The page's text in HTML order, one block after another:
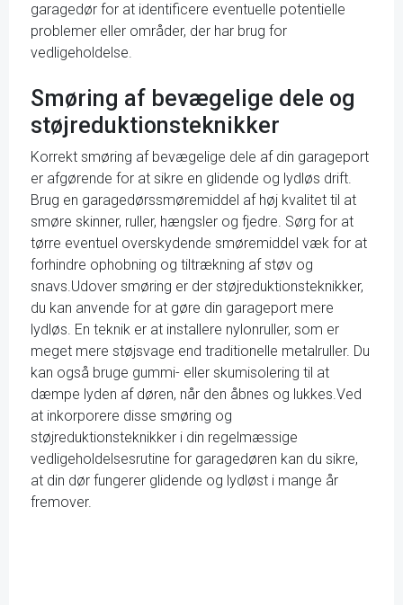
garagedør for at identificere eventuelle potentielle
problemer eller områder, der har brug for
vedligeholdelse.
Smøring af bevægelige dele og
støjreduktionsteknikker
Korrekt smøring af bevægelige dele af din garageport
er afgørende for at sikre en glidende og lydløs drift.
Brug en garagedørssmøremiddel af høj kvalitet til at
smøre skinner, ruller, hængsler og fjedre. Sørg for at
tørre eventuel overskydende smøremiddel væk for at
forhindre ophobning og tiltrækning af støv og
snavs.Udover smøring er der støjreduktionsteknikker,
du kan anvende for at gøre din garageport mere
lydløs. En teknik er at installere nylonruller, som er
meget mere støjsvage end traditionelle metalruller. Du
kan også bruge gummi- eller skumisolering til at
dæmpe lyden af døren, når den åbnes og lukkes.Ved
at inkorporere disse smøring og
støjreduktionsteknikker i din regelmæssige
vedligeholdelsesrutine for garagedøren kan du sikre,
at din dør fungerer glidende og lydløst i mange år
fremover.